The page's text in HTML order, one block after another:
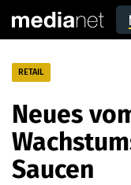
RETAIL
Neues
Saucen